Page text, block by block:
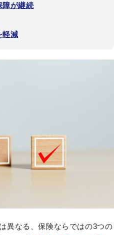
障が継続
軽減
異なる、保険ならではの3つの